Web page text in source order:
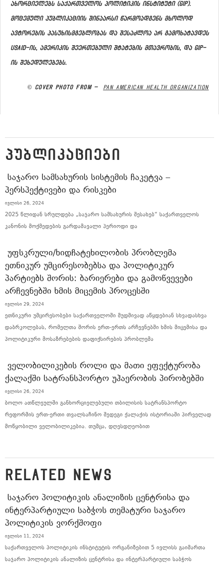
ახორციელებს საქართველოს პოლიტიკის ინსტიტუტი (GIP).
მოცემული პუბლიკაციის შინაარსი წარმოადგენს მხოლოდ
ავტორების პასუხისმგებლობას და შესაძლოა არ გამოხატავდეს
USAID-ის, ამერიკის შეერთებული შტატების მთავრობის, და GIP-
ის შეხედულებებს.
© Cover Photo from – Pan American Health Organization
ᲞᲣᲑᲚᲘᲙᲐᲪᲘᲔᲑᲘ
ᲡᲐᲯᲐᲠᲝ ᲡᲐᲛᲡᲐᲮᲣᲠᲘᲡ ᲡᲘᲡᲢᲔᲛᲘᲡ ᲩᲐᲙᲔᲢᲕᲐ –
ᲞᲔᲠᲡᲞᲔᲥᲢᲘᲕᲔᲑᲘ ᲓᲐ ᲠᲘᲡᲙᲔᲑᲘ
ივლისი 26, 2024
2025 წლიდან სრულდება „საჯარო სამსახურის შესახებ“ საქართველოს
კანონის მოქმედების გარდამავალი პერიოდი და
ᲣᲤᲡᲙᲠᲣᲚᲘ/ᲮᲘᲓᲩᲐᲢᲔᲮᲘᲚᲝᲑᲘᲡ ᲞᲠᲝᲑᲚᲔᲛᲐ
ᲔᲗᲜᲘᲙᲣᲠ ᲣᲛᲪᲘᲠᲔᲡᲝᲑᲔᲑᲡᲐ ᲓᲐ ᲞᲝᲚᲘᲢᲘᲙᲣᲠ
ᲞᲐᲠᲢᲘᲔᲑᲡ ᲨᲝᲠᲘᲡ: ᲑᲐᲠᲘᲔᲠᲔᲑᲘ ᲓᲐ ᲒᲐᲛᲝᲬᲕᲔᲕᲔᲑᲘ
ᲐᲠᲩᲔᲕᲜᲔᲑᲨᲘ ᲮᲛᲘᲡ ᲛᲘᲪᲔᲛᲘᲡ ᲞᲠᲝᲪᲔᲡᲨᲘ
ივლისი 29, 2024
ეთნიკური უმცირესობები საქართველოში მუდმივად აწყდებიან სხვადასხვა
დაბრკოლებას, რომელთა შორის ერთ-ერთს არჩევნებში ხმის მიცემისა და
პოლიტიკური მოსაზრებების დაფიქსირების პრობლემა
ᲕᲔᲚᲝᲑᲘᲚᲘᲙᲔᲑᲘᲡ ᲠᲝᲚᲘ ᲓᲐ ᲛᲐᲗᲘ ᲔᲤᲔᲥᲢᲣᲠᲝᲑᲐ
ᲥᲐᲚᲐᲥᲨᲘ ᲡᲐᲢᲠᲐᲜᲡᲞᲝᲠᲢᲝ ᲣᲰᲐᲔᲠᲝᲑᲘᲡ ᲞᲘᲠᲝᲑᲔᲑᲨᲘ
ივლისი 26, 2024
ბოლო ათწლეულში განხორციელებული თბილისის სატრანსპორტო
რეფორმის ერთ-ერთი თვალსაჩინო შედეგი ქალაქის ისტორიაში პირველად
მოწყობილი ველობილიკებია. თუმცა, დღესდღეობით
RELATED NEWS
ᲡᲐᲯᲐᲠᲝ ᲞᲝᲚᲘᲢᲘᲙᲘᲡ ᲐᲜᲐᲚᲘᲖᲘᲡ ᲪᲔᲜᲢᲠᲘᲡᲐ ᲓᲐ
ᲘᲜᲢᲔᲠᲞᲐᲠᲢᲘᲣᲚᲘ ᲡᲐᲑᲭᲝᲡ ᲗᲔᲛᲐᲢᲣᲠᲘ ᲡᲐᲯᲐᲠᲝ
ᲞᲝᲚᲘᲢᲘᲙᲘᲡ ᲕᲝᲠᲥᲨᲝᲤᲘ
ივლისი 11, 2024
საქართველოს პოლიტიკის ინსტიტუტის ორგანიზებით 5 ივლისს გაიმართა
საჯარო პოლიტიკის ანალიზის ცენტრისა და ინტერპარტიული საბჭოს